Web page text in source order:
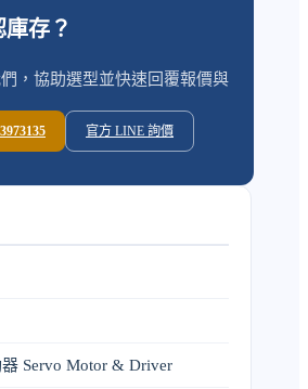
存？
，協助選型並快速回覆報價與
官方 LINE 詢價
Servo Motor & Driver